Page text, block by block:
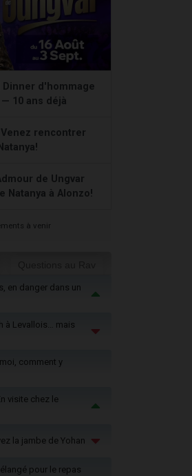
Dinner d'hommage
10 ans déjà
Venez rencontrer
de Ungvar
Natanya à Alonzo!
à venir
en danger dans un
à Levallois… mais
comment y
visite chez le
la jambe de Yohan
pour le repas